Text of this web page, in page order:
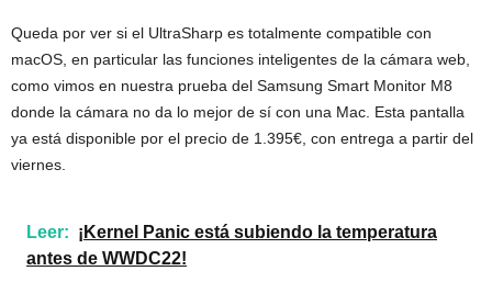
Queda por ver si el UltraSharp es totalmente compatible con
macOS, en particular las funciones inteligentes de la cámara web,
como vimos en nuestra prueba del Samsung Smart Monitor M8
donde la cámara no da lo mejor de sí con una Mac. Esta pantalla
ya está disponible por el precio de 1.395€, con entrega a partir del
viernes.
Leer: ¡Kernel Panic está subiendo la temperatura
antes de WWDC22!